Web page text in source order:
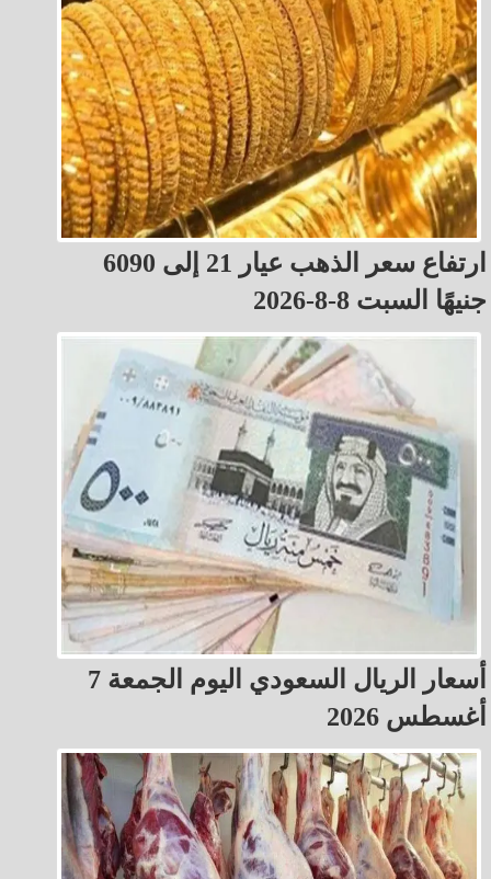
ارتفاع سعر الذهب عيار 21 إلى 6090
جنيهًا السبت 8-8-2026
أسعار الريال السعودي اليوم الجمعة 7
أغسطس 2026